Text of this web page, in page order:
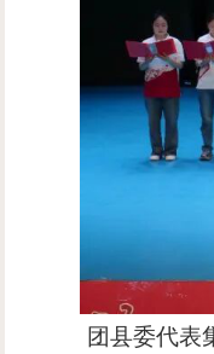
团县委代表